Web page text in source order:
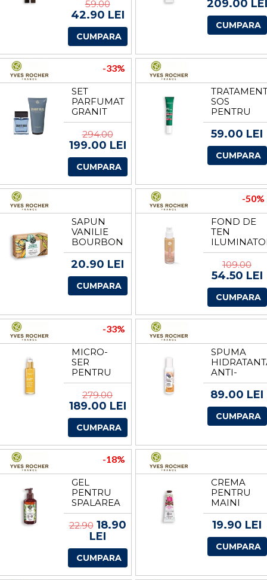
YVES
ROCHER
59.00
42.90 LEI
CUMPARA
209.00 LEI
CUMPARA
-33%
SET
PARFUMAT
GRANIT
BLEU DE
LA YVES
ROCHER
294.00
199.00 LEI
CUMPARA
SOS
PENTRU
COSURILOR
YVES
ROCHER
59.00 LEI
CUMPARA
SAPUN
VANILIE
BOURBON
80G DE LA
YVES
20.90 LEI
CUMPARA
-50%
FOND DE
TEN
FLACON-
POMPA DE
LA YVES
ROCHER
109.00
54.50 LEI
CUMPARA
-33%
MICRO-
SER
PENTRU
LUMINOZITATE
ABSOLUTA
DE LA
YVES
ROCHER
279.00
189.00 LEI
CUMPARA
SPUMA
ANTI-
CRESTEREA
PARULUI
YVES
ROCHER
89.00 LEI
CUMPARA
-18%
GEL
PENTRU
SPALAREA
MAINILOR
MASLINE &
PETIT
GRAIN
190ML DE
LA YVES
ROCHER
22.9018.90
LEI
CUMPARA
CREMA
PENTRU
MAINI
ARGAN &
TRANDAFIR
MAROC
DE LA
ROCHER
19.90 LEI
CUMPARA